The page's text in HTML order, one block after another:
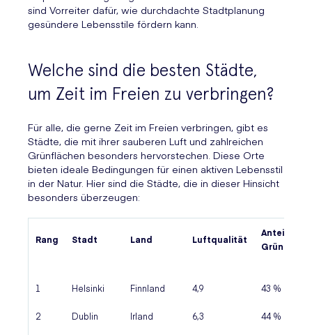
sind Vorreiter dafür, wie durchdachte Stadtplanung
gesündere Lebensstile fördern kann.
Welche sind die besten Städte,
um Zeit im Freien zu verbringen?
Für alle, die gerne Zeit im Freien verbringen, gibt es
Städte, die mit ihrer sauberen Luft und zahlreichen
Grünflächen besonders hervorstechen. Diese Orte
bieten ideale Bedingungen für einen aktiven Lebensstil
in der Natur. Hier sind die Städte, die in dieser Hinsicht
besonders überzeugen:
Rang Stadt Land Luftqualität
Anteil an
1 Helsinki Finnland 4,9 43 %
2 Dublin Irland 6,3 44 %